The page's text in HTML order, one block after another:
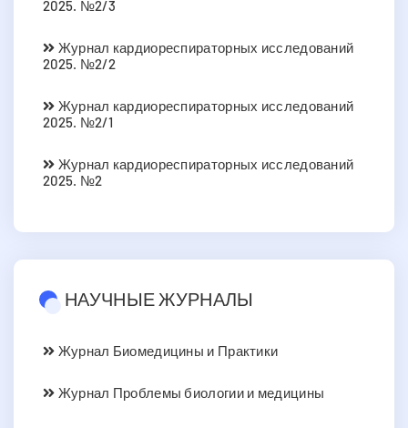
2025. №2/3
Журнал кардиореспираторных исследований
2025. №2/2
Журнал кардиореспираторных исследований
2025. №2/1
Журнал кардиореспираторных исследований
2025. №2
НАУЧНЫЕ ЖУРНАЛЫ
Журнал Биомедицины и Практики
Журнал Проблемы биологии и медицины